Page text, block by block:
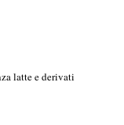
latte e derivati